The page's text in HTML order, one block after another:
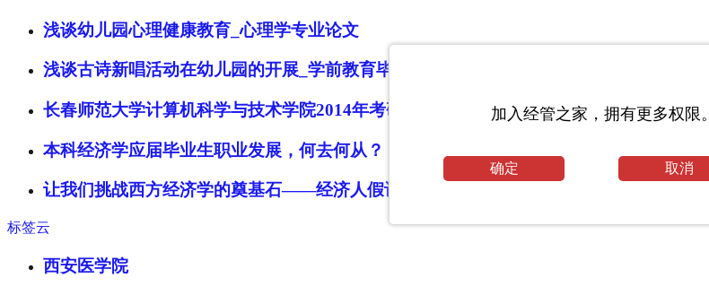
浅谈幼儿园心理健康教育_心理学专业论文
浅谈古诗新唱活动在幼儿园的开展_学前教育毕业论文
长春师范大学计算机科学与技术学院2014年考研招生专业目录_长春师范大学考研网
本科经济学应届毕业生职业发展，何去何从？
让我们挑战西方经济学的奠基石——经济人假设吧
标签云
西安医学院
加入经管之家，拥有更多权限。
确定 取消